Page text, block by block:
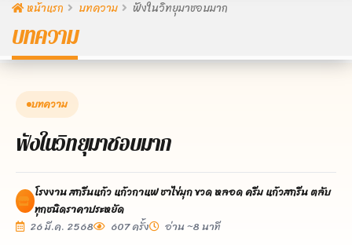
หน้าแรก บทความ ฟังในวิทยุมาชอบมาก
บทความ
บทความ
ฟังในวิทยุมาชอบมาก
โรงงาน สกรีนแก้ว แก้วกาแฟ ชาไข่มุก ขวด หลอด ครีม แก้วสกรีน ตลับ
ทุกชนิดราคาประหยัด
26 มี.ค. 2568
607 ครั้ง อ่าน ~8 นาที